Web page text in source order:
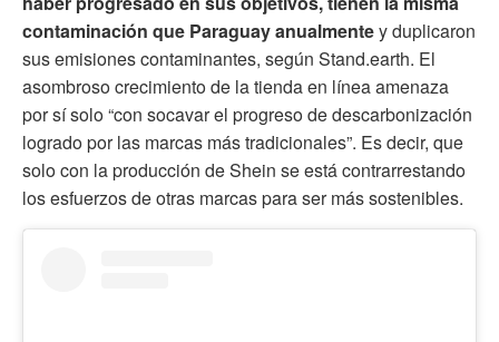
contaminación que Paraguay anualmentey duplicaron
sus emisiones contaminantes, según Stand.earth. El
asombroso crecimiento de la tienda en línea amenaza
por sí solo “con socavar el progreso de descarbonización
logrado por las marcas más tradicionales”. Es decir, que
solo con la producción de Shein se está contrarrestando
los esfuerzos de otras marcas para ser más sostenibles.